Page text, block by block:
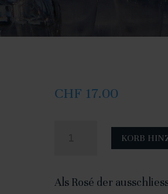
CHF 17.00
2024
KORB
Als Rosé der